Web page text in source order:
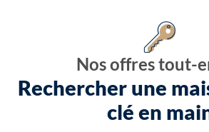
Nos offres tout-
Rechercher une
clé en